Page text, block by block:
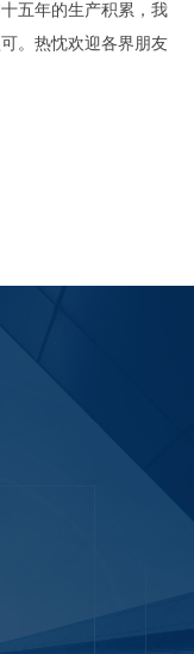
五年的生产积累，我
。热忱欢迎各界朋友